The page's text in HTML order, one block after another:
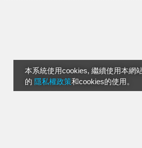
本系統使用cookies, 繼續使用本網
的 隱私權政策和cookies的使用。